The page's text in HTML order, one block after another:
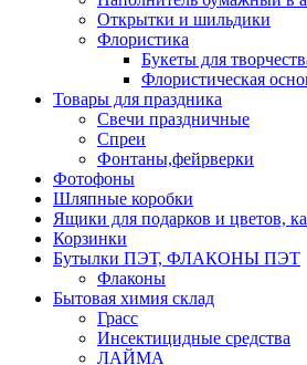
Открытки и шильдики
Флористика
Букеты для
Флористическая
Товары для праздника
Свечи праздничные
Спреи
Фонтаны,фейрверки
Фотофоны
Шляпные коробки
Ящики для подарков и цветов,
Корзинки
Бутылки ПЭТ, ФЛАКОНЫ ПЭТ
Флаконы
Бытовая химия склад
Грасс
Инсектицидные средства
ЛАЙМА